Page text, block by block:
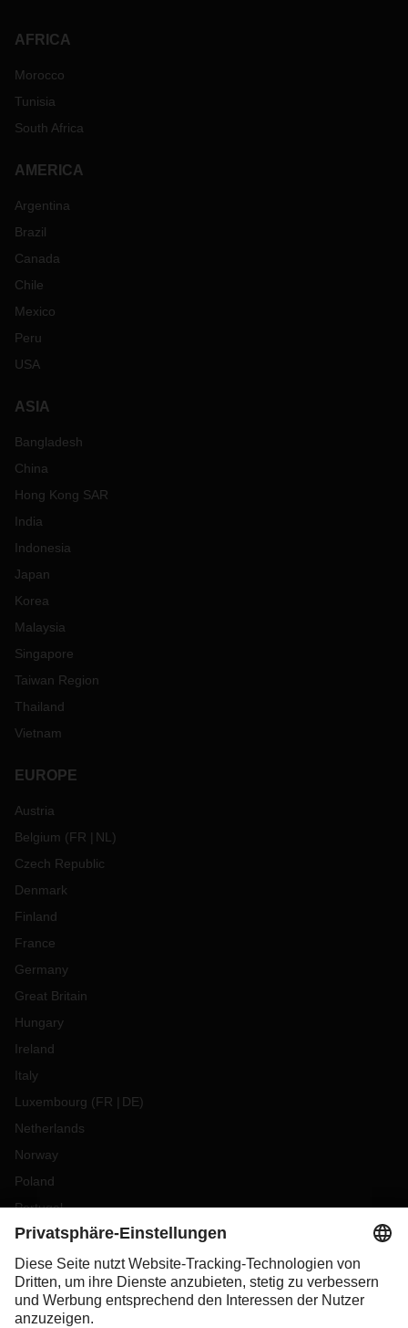
AFRICA
Morocco
Tunisia
South Africa
AMERICA
Argentina
Brazil
Canada
Chile
Mexico
Peru
USA
ASIA
Bangladesh
China
Hong Kong SAR
India
Indonesia
Japan
Korea
Malaysia
Singapore
Taiwan Region
Thailand
Vietnam
EUROPE
Austria
Belgium (FR NL )
Czech Republic
Denmark
Finland
France
Germany
Great Britain
Hungary
Ireland
Italy
Luxembourg (FR DE)
Netherlands
Norway
Poland
Portugal
Romania
Slovakia
Spain
Sweden